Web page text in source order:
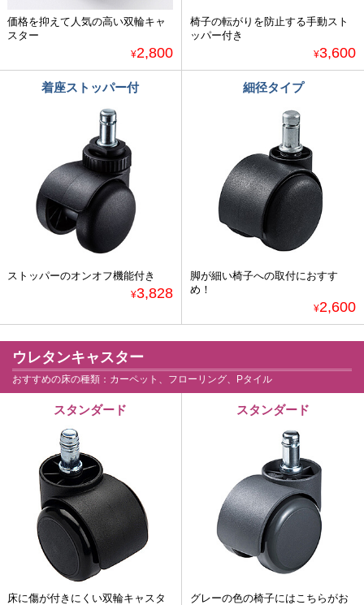
価格を抑えて人気の高い双輪キャ
スター
¥2,800
椅子の転がりを防止する手動スト
ッパー付き
¥3,600
着座ストッパー付
ストッパーのオンオフ機能付き
¥3,828
細径タイプ
脚が細い椅子への取付におすす
め！
¥2,600
ウレタンキャスター
おすすめの床の種類：カーペット、フローリング、Pタイル
スタンダード
床に傷が付きにくい双輪キャスタ
スタンダード
グレーの色の椅子にはこちらがお